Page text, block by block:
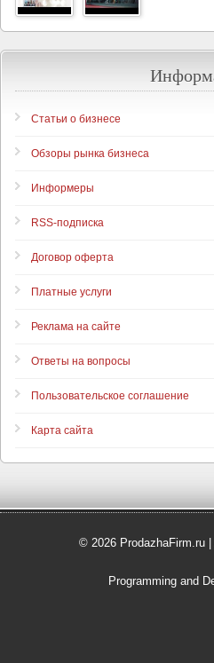
Статьи о бизнесе
Обзоры рынка бизнеса
Информеры
RSS-подписка
Договор оферта
Платные услуги
Реклама на сайте
Ответы на вопросы
Пользовательское соглашение
Карта сайта
© 2026 ProdazhaFirm.ru
Programming and